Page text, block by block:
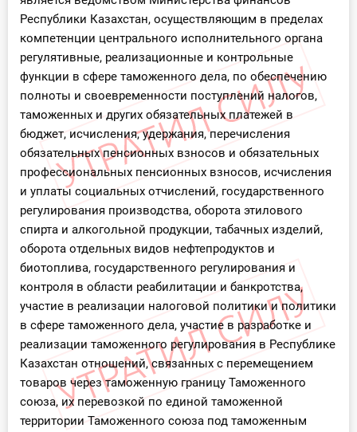
Республики Казахстан, осуществляющим в пределах
компетенции центрального исполнительного органа
регулятивные, реализационные и контрольные
функции в сфере таможенного дела, по обеспечению
полноты и своевременности поступлений налогов,
таможенных и других обязательных платежей в
бюджет, исчисления, удержания, перечисления
обязательных пенсионных взносов и обязательных
профессиональных пенсионных взносов, исчисления
и уплаты социальных отчислений, государственного
регулирования производства, оборота этилового
спирта и алкогольной продукции, табачных изделий,
оборота отдельных видов нефтепродуктов и
биотоплива, государственного регулирования и
контроля в области реабилитации и банкротства,
участие в реализации налоговой политики и политики
в сфере таможенного дела, участие в разработке и
реализации таможенного регулирования в Республике
Казахстан отношений, связанных с перемещением
товаров через таможенную границу Таможенного
союза, их перевозкой по единой таможенной
территории Таможенного союза под таможенным